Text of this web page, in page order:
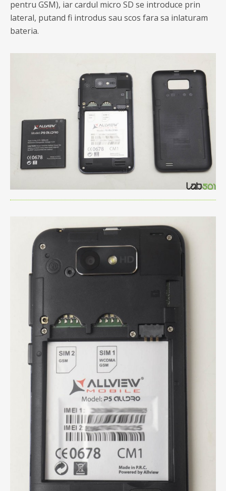
pentru GSM), iar cardul micro SD se introduce prin
lateral, putand fi introdus sau scos fara sa inlaturam
bateria.